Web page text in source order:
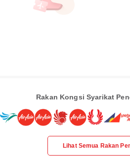
Rakan Kongsi Syarikat
Lihat Semua Rakan